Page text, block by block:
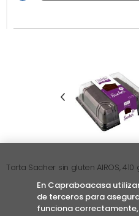
Tarta Sacher sin gluten AIROS, 410
En Capraboacasa
de terceros para
funciona